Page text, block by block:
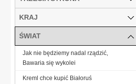
KRAJ
ŚWIAT
Jak nie będziemy nadal rządzić,
Bawaria się wykolei
Kreml chce kupić Białoruś